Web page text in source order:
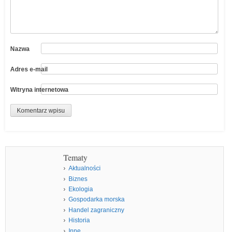
Nazwa
Adres e-mail
Witryna internetowa
Tematy
Aktualności
Biznes
Ekologia
Gospodarka morska
Handel zagraniczny
Historia